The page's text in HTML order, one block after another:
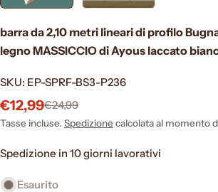
barra da 2,10 metri lineari di profilo
legno MASSICCIO di Ayous laccato
SKU: EP-SPRF-BS3-P236
Prezzo
di
€12,99
Prezzo
normale
€24,99
Tasse incluse. Spedizionecalcolata al momento
Spedizione in 10 giorni lavorativi
Esaurito